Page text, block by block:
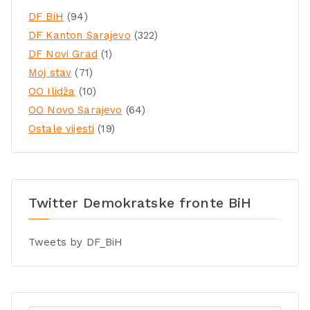
DF BiH (94)
DF Kanton Sarajevo (322)
DF Novi Grad (1)
Moj stav (71)
OO Ilidža (10)
OO Novo Sarajevo (64)
Ostale vijesti (19)
Twitter Demokratske fronte BiH
Tweets by DF_BiH